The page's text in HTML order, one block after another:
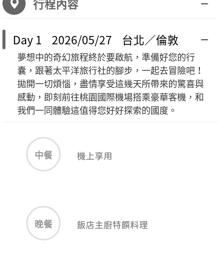
行程內容
Day 1 2026/05/27 台北／倫敦
夢想中的奇幻旅程終於要啟航，準備好您的行
囊，跟著太平洋旅行社的腳步，一起去冒險吧！
拋開一切煩惱，盡情享受這幾天所帶來的驚喜與
感動，即刻前往桃園國際機場搭乘豪華客機，和
我們一同體驗這值得您好好探索的國度。
中餐 機上享用
晚餐 飯店主廚特饌料理